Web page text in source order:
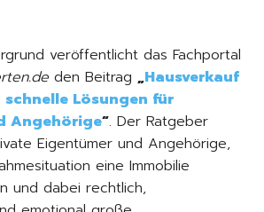
veröffentlicht das Fachportal
den Beitrag „Hausverkauf
Lösungen für
Angehörige“. Der Ratgeber
Eigentümer und Angehörige,
eine Immobilie
und dabei rechtlich,